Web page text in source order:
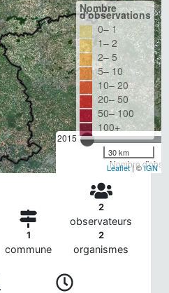
2015
Nombre
Nombre
d'observations
0– 1
1– 2
2– 5
5– 10
10– 20
20– 50
50– 100
100+
30 km
Leaflet| ©IGN
1
commune
2
observateurs
2
organismes